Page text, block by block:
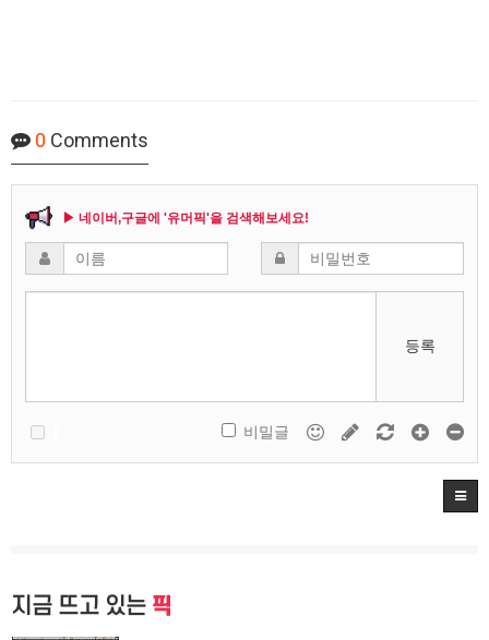
0 Comments
▶ 네이버,구글에 '유머픽'을 검색해보세요!
등록
비밀글
지금 뜨고 있는 픽